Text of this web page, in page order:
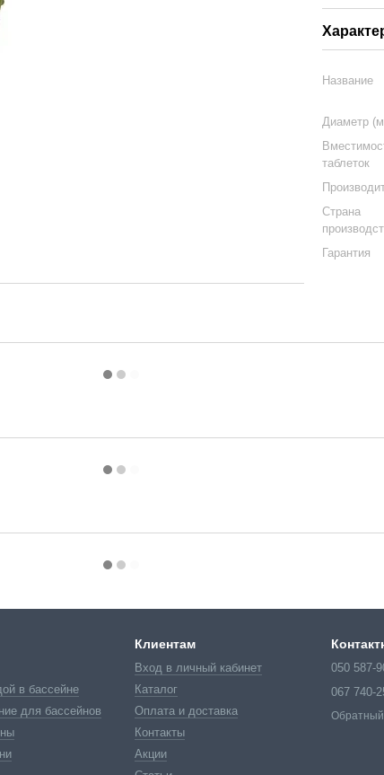
Название
Диаметр
таблеток
Страна
Гарантия
в бассейне
для бассейнов
Клиентам
Вход в личный кабинет
Каталог
Оплата и доставка
Контакты
Акции
050 587-
067 740-
Обратный